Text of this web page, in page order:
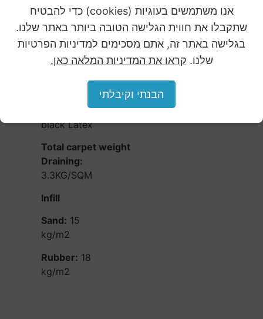
אנו משתמשים בעוגיות (cookies) כדי להבטיח
שתקבלו את חווית הגלישה הטובה ביותר באתר שלנו.
בגלישה באתר זה, אתם מסכימים למדיניות הפרטיות
שלנו. קראו את המדיניות המלאה כאן.
הבנתי וקיבלתי
Stitches per m
9450
Total yarn weight
BACKING
black Latex
Total carpet weight
Draining:
3.3KG/SQM
Infill
Sand: 15
kg/m2
Rubber: 18
kg/m2